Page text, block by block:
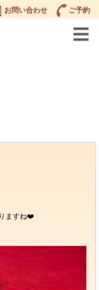
お問い合わせ ご予約
ますね❤️